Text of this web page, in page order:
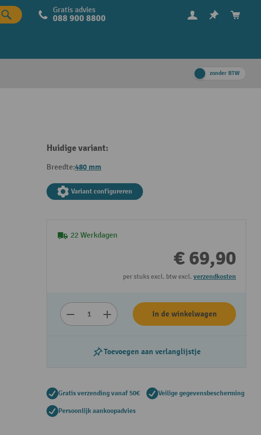
Gratis advies
088 900 8800
zonder BTW
Huidige variant:
Breedte:480 mm
Variant configureren
22 Werkdagen
€ 69,90
per stuks excl. btw excl. verzendkosten
In de winkelwagen
Toevoegen aan verlanglijstje
Gratis verzending vanaf 50€ Veilige gegevensbescherming
Persoonlijk aankoopadvies